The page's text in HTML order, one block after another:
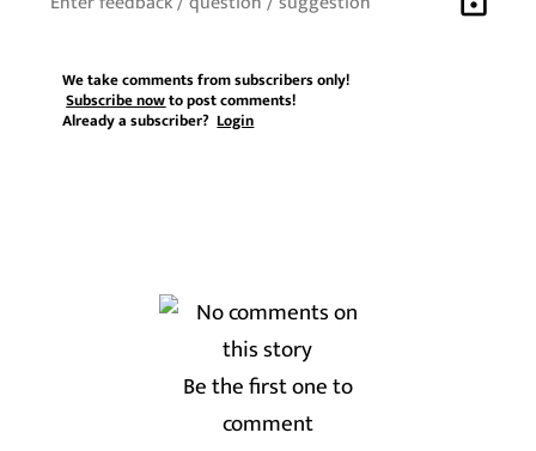
We take comments from subscribers only!
Subscribe nowto post comments!
Already a subscriber?Login
Be the first one to
comment